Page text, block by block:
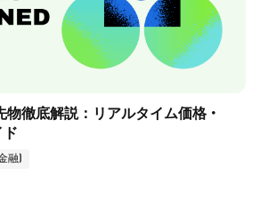
徹底解説：リアルタイム価格・
融)